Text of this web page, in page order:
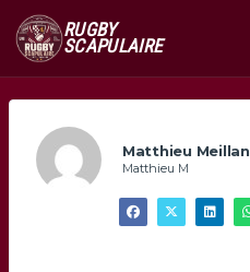
RUGBY
SCAPULAIRE
Matthieu Meillan
Matthieu M